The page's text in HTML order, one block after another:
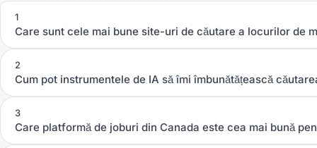
1
Care sunt cele mai bune site-uri de căutare a locurilor de
2
Cum pot instrumentele de IA să îmi îmbunătățească
3
Care platformă de joburi din Canada este cea mai bună